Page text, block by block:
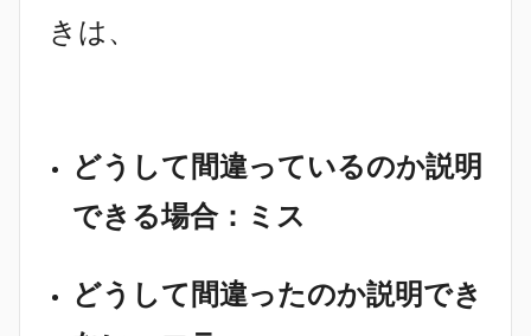
きは、
どうして間違っているのか説明
できる場合：ミス
どうして間違ったのか説明でき